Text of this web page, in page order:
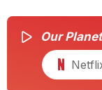
Our Planet